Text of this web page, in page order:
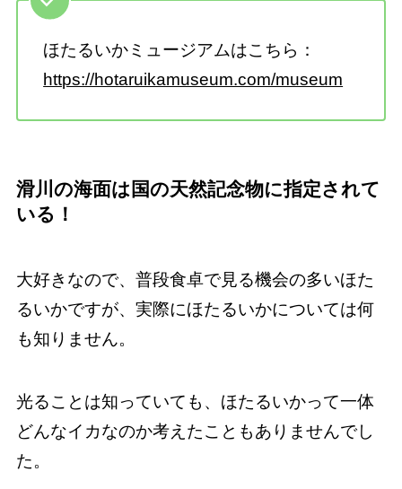
ほたるいかミュージアムはこちら：
https://hotaruikamuseum.com/museum
滑川の海面は国の天然記念物に指定されて
いる！
大好きなので、普段食卓で見る機会の多いほた
るいかですが、実際にほたるいかについては何
も知りません。
光ることは知っていても、ほたるいかって一体
どんなイカなのか考えたこともありませんでし
た。